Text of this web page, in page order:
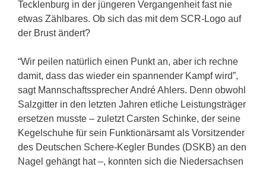
Tecklenburg in der jüngeren Vergangenheit fast nie
etwas Zählbares. Ob sich das mit dem SCR-Logo auf
der Brust ändert?
“Wir peilen natürlich einen Punkt an, aber ich rechne
damit, dass das wieder ein spannender Kampf wird”,
sagt Mannschaftssprecher André Ahlers. Denn obwohl
Salzgitter in den letzten Jahren etliche Leistungsträger
ersetzen musste – zuletzt Carsten Schinke, der seine
Kegelschuhe für sein Funktionärsamt als Vorsitzender
des Deutschen Schere-Kegler Bundes (DSKB) an den
Nagel gehängt hat –, konnten sich die Niedersachsen